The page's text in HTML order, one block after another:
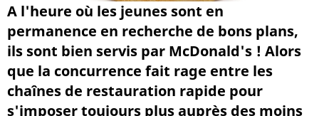
A l'heure où les jeunes sont en
permanence en recherche de bons plans,
ils sont bien servis par McDonald's ! Alors
que la concurrence fait rage entre les
chaînes de restauration rapide pour
s'imposer toujours plus auprès des moins